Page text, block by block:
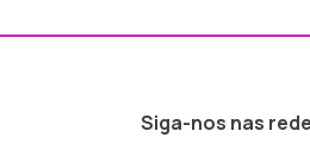
Siga-nos nas